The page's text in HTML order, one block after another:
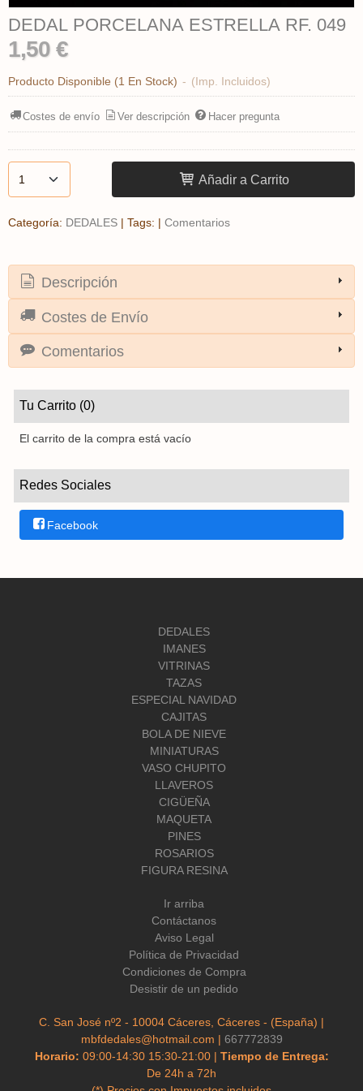
Tu Carrito (0)
El carrito de la compra está vacío
Redes Sociales
Facebook
DEDAL PORCELANA ESTRELLA RF. 049
1,50 €
Producto Disponible (1 En Stock) - (Imp. Incluidos)
Costes de envío Ver descripción Hacer pregunta
Añadir a Carrito
Categoría: DEDALES | Tags: | Comentarios
Descripción
Costes de Envío
Comentarios
DEDALES
IMANES
VITRINAS
TAZAS
ESPECIAL NAVIDAD
CAJITAS
BOLA DE NIEVE
MINIATURAS
VASO CHUPITO
LLAVEROS
CIGÜEÑA
MAQUETA
PINES
ROSARIOS
FIGURA RESINA
Ir arriba
Contáctanos
Aviso Legal
Política de Privacidad
Condiciones de Compra
Desistir de un pedido
C. San José nº2 - 10004 Cáceres, Cáceres - (España) |
mbfdedales@hotmail.com | 667772839
Horario: 09:00-14:30 15:30-21:00 | Tiempo de Entrega:
De 24h a 72h